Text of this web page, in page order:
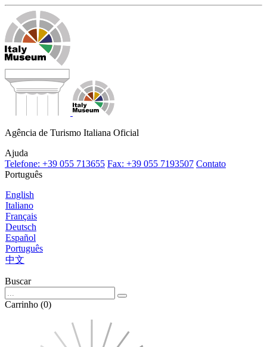
Agência de Turismo Italiana Oficial
Ajuda
Telefone: +39 055 713655 Fax: +39 055 7193507 Contato
Português
English
Italiano
Français
Deutsch
Español
Português
中文
Buscar
Carrinho (0)